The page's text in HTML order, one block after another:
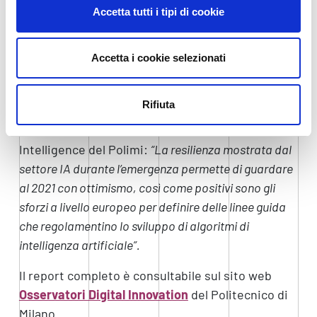
Accetta tutti i tipi di cookie
Accetta i cookie selezionati
Rifiuta
sono state poste le basi per la nascita
dell’Istituto Italiano per l’Intelligenza Artificiale
(I3A) e l’IA è stata citata nel piano europeo per la
rilancio dell’economia e la trasformazione
digitale. Un dato positivo, anche secondo Nicola
Gatti, Direttore dell’Osservatorio Artificial
Intelligence del Polimi: “La resilienza mostrata dal
settore IA durante l’emergenza permette di guardare
al 2021 con ottimismo, così come positivi sono gli
sforzi a livello europeo per definire delle linee guida
che regolamentino lo sviluppo di algoritmi di
intelligenza artificiale”.
Il report completo è consultabile sul sito web
Osservatori Digital Innovation del Politecnico di
Milano.